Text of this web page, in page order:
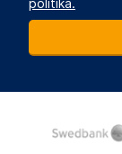
politika.